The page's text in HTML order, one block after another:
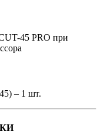
45 PRO при
– 1 шт.